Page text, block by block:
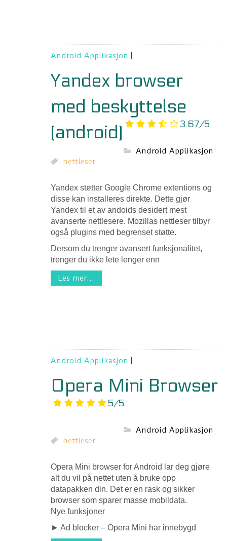
Android Applikasjon
Yandex browser
med beskyttelse
(android)
3.67/5
Android Applikasjon
nettleser
Yandex støtter Google Chrome extentions og
disse kan installeres direkte. Dette gjør
Yandex til et av andoids desidert mest
avanserte nettlesere. Mozillas nettleser tilbyr
også plugins med begrenset støtte.
Dersom du trenger avansert funksjonalitet,
trenger du ikke lete lenger enn
Les mer...
Android Applikasjon
Opera Mini Browser
5/5
Android Applikasjon
nettleser
Opera Mini browser for Android lar deg gjøre
alt du vil på nettet uten å bruke opp
datapakken din. Det er en rask og sikker
browser som sparer masse mobildata.
Nye funksjoner
► Ad blocker – Opera Mini har innebygd